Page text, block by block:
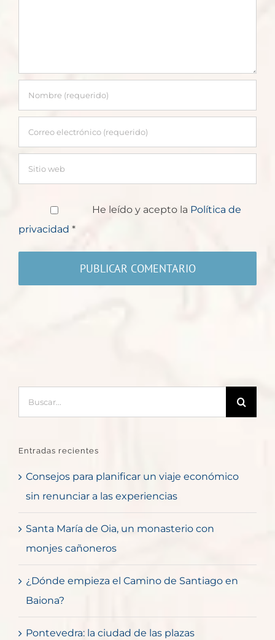
He leído y acepto la Política de
privacidad *
Entradas recientes
Consejos para planificar un viaje económico
sin renunciar a las experiencias
Santa María de Oia, un monasterio con
monjes cañoneros
¿Dónde empieza el Camino de Santiago en
Baiona?
Pontevedra: la ciudad de las plazas